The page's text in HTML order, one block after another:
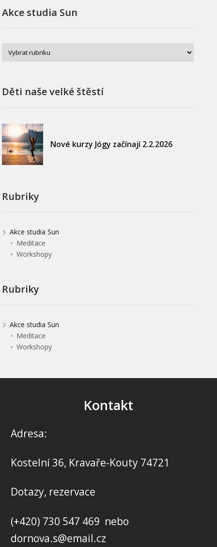
Akce studia Sun
Děti naše velké štěstí
Nové kurzy Jógy začínají 2.2.2026
Rubriky
Akce studia Sun
Meditace
Workshopy
Rubriky
Akce studia Sun
Meditace
Workshopy
Kontakt
Adresa:
Kostelní 36, Kravaře-Kouty 74721
Dotazy, rezervace
(+420) 730 547 469 nebo
dornova.s@email.cz